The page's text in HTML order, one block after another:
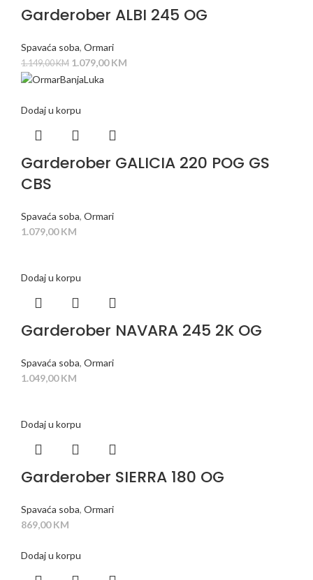
Garderober ALBI 245 OG
Spavaća soba, Ormari
1.149,00KM 1.079,00KM
Dodaj u korpu
Garderober GALICIA 220 POG GS
CBS
Spavaća soba, Ormari
1.079,00KM
Dodaj u korpu
Garderober NAVARA 245 2K OG
Spavaća soba, Ormari
1.049,00KM
Dodaj u korpu
Garderober SIERRA 180 OG
Spavaća soba, Ormari
869,00KM
Dodaj u korpu